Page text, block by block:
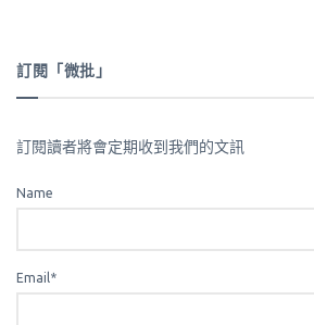
訂閱「微批」
訂閱讀者將會定期收到我們的文訊
Name
Email*